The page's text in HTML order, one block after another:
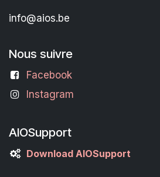
info@aios.be
Nous suivre
Facebook
Instagram
AIOSupport
Download AIOSupport